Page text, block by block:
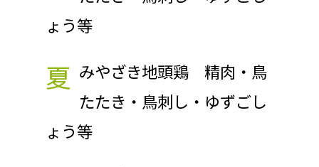
ょう等
夏 みやざき地頭鶏 精肉・鳥
たたき・鳥刺し・ゆずごし
ょう等